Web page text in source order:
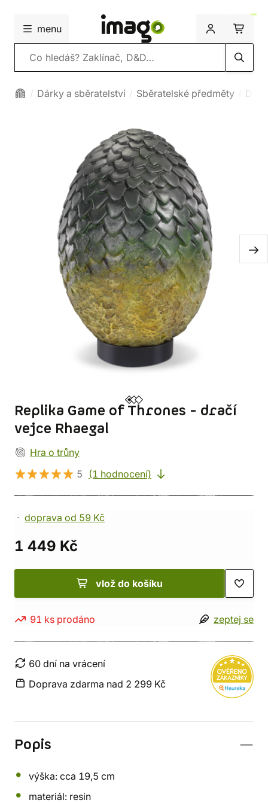
menu
Vyhledávání
Dárky a sběratelství Sběratelské předměty
Replika Game of Thrones - dračí
vejce Rhaegal
Hra o trůny
5
(1 hodnocení)
doprava od 59 Kč
1 449 Kč
vlož do košíku
91 ks prodáno zeptej se
60 dní na vrácení
Doprava zdarma nad 2 299 Kč
Popis
výška: cca 19,5 cm
materiál: resin